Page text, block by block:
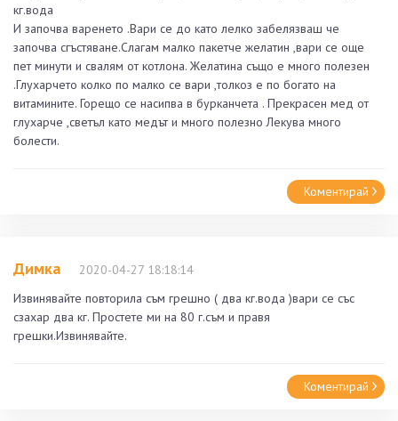
кг.вода
И започва варенето .Вари се до като лелко забелязваш че
започва сгъстяване.Слагам малко пакетче желатин ,вари се още
пет минути и свалям от котлона. Желатина също е много полезен
.Глухарчето колко по малко се вари ,толкоз е по богато на
витамините. Горещо се насипва в бурканчета . Прекрасен мед от
глухарче ,светъл като медът и много полезно Лекува много
болести.
Коментирай
Димка
2020-04-27 18:18:14
Извинявайте повторила съм грешно ( два кг.вода )вари се със
сзахар два кг. Простете ми на 80 г.съм и правя
грешки.Извинявайте.
Коментирай